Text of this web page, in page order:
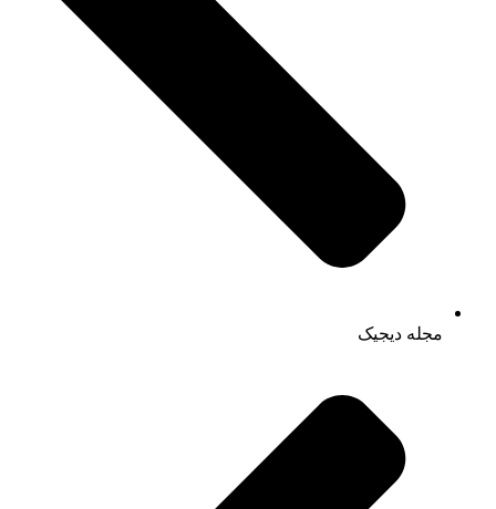
مجله دیجیک